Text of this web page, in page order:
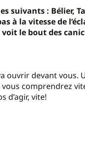
suivants : Bélier,
à la vitesse de
le bout des
devant vous.
comprendrez
d’agir, vite!